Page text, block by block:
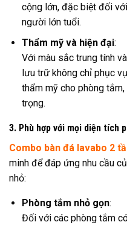
cộng lớn, đặc biệt đối
người lớn tuổi.
Thẩm mỹ và hiện đại:
Với màu sắc trung tính
lưu trữ không chỉ phục
thẩm mỹ cho phòng
trọng.
3. Phù hợp với mọi diện tích
Combo bàn đá lavabo 2
minh để đáp ứng nhu cầu
nhỏ:
Phòng tắm nhỏ gọn:
Đối với các phòng tắm